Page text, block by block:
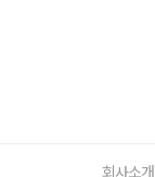
회사소개